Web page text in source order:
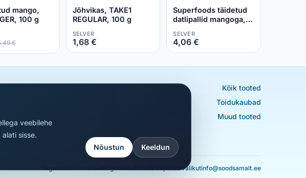
mango,
100 g
€
Jõhvikas, TAKE1
REGULAR, 100 g
SELVER
1,68 €
Superfoods täidetud
datlipallid mangoga,
SELVER
4,06 €
Kõik tooted
Toidukaubad
Muud tooted
TagasisidePrivaatsustingimusedMuuda küpsiste valikutinfo@soodsamalt.ee
veebilehe
sisse.
Nõustun Keeldun